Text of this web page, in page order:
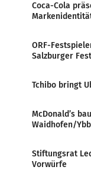
Coca-Cola
ORF-
Salzburger
Tchibo bringt
McDonald’s
Waidhofen/
Stiftungsrat
Vorwürfe